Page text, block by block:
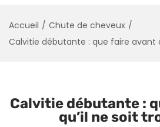
Accueil / Chute de cheveux /
Calvitie débutante : que faire avant
Calvitie débutante :
qu’il ne soit